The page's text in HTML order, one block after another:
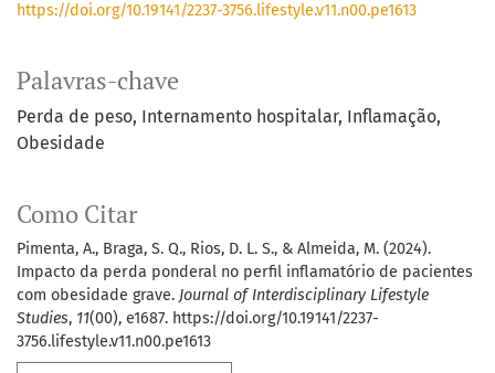
Palavras-chave
Perda de peso Internamento hospitalar Inflamação
Obesidade
Como Citar
Pimenta, A., Braga, S. Q., Rios, D. L. S., & Almeida, M. (2024).
Impacto da perda ponderal no perfil inflamatório de pacientes
com obesidade grave. Journal of Interdisciplinary Lifestyle
Studies, 11(00), e1687. https://doi.org/10.19141/2237-
3756.lifestyle.v11.n00.pe1613
https://doi.org/10.19141/2237-3756.lifestyle.v11.n00.pe1613